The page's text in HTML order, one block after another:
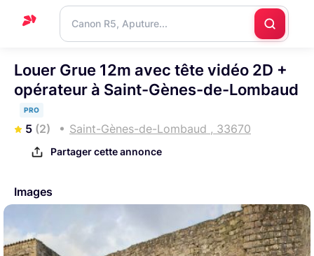
Accueil
Support
Blog
contacter
Louer Grue 12m avec tête vidéo 2D +
opérateur à Saint-Gènes-de-Lombaud
PRO
5 (2) Saint-Gènes-de-Lombaud , 33670
Partager cette annonce
Images